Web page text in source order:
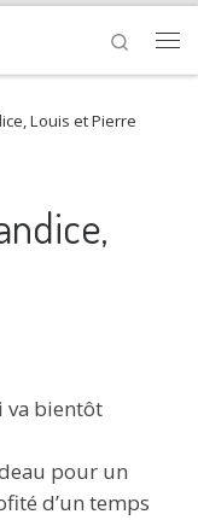
Search
Louis et Pierre
va bientôt
pour un
d’un temps